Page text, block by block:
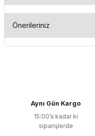
Önerileriniz
Ürün resmi kalitesiz,
Ürün açıklamasında
Ürün bilgilerinde hatalar
Aynı Gün Kargo
15:00’a kadar ki
siparişlerde